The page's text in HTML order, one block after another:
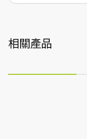
相關產品